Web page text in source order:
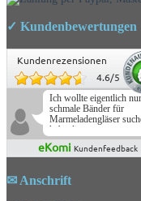
✓ Kundenbewertungen
Kundenrezensionen
4.6/5
Ich wollte eigentlich nur
schmale Bänder für
Marmeladengläser
habe die
Überraschungsbänder
mitbestellt und war
überrascht, schöne
eKomi Kundenfeedback
✉ Anschrift